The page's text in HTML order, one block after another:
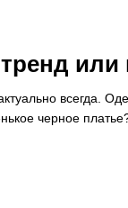
или
всегда.
черное